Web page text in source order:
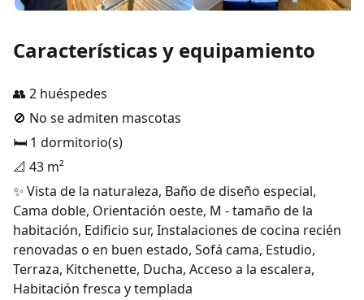
Características y equipamiento
👥 2 huéspedes
🚫 No se admiten mascotas
🛏️ 1 dormitorio(s)
📐 43 m²
✨ Vista de la naturaleza, Baño de diseño especial,
Cama doble, Orientación oeste, M - tamaño de la
habitación, Edificio sur, Instalaciones de cocina recién
renovadas o en buen estado, Sofá cama, Estudio,
Terraza, Kitchenette, Ducha, Acceso a la escalera,
Habitación fresca y templada